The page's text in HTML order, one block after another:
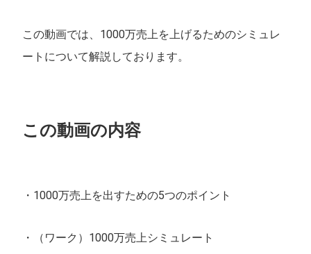
この動画では、1000万売上を上げるためのシミュレ
ートについて解説しております。
この動画の内容
・1000万売上を出すための5つのポイント
・（ワーク）1000万売上シミュレート